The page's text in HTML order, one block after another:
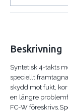
Beskrivning
Syntetisk 4-takts
speciellt
skydd mot fukt,
en längre
FC-W